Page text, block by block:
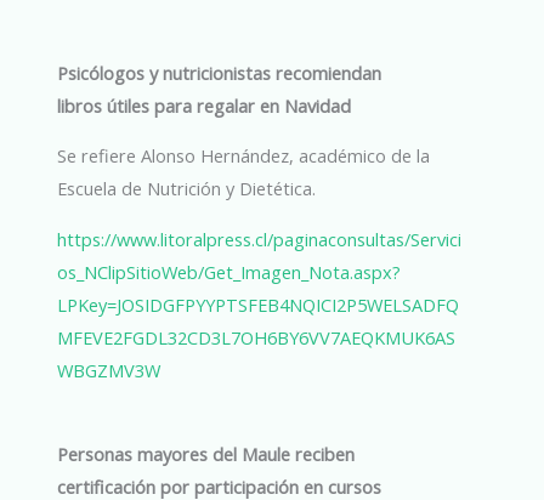
Psicólogos y nutricionistas recomiendan
libros útiles para regalar en Navidad
Se refiere Alonso Hernández, académico de la
Escuela de Nutrición y Dietética.
https://www.litoralpress.cl/paginaconsultas/Servici
os_NClipSitioWeb/Get_Imagen_Nota.aspx?
LPKey=JOSIDGFPYYPTSFEB4NQICI2P5WELSADFQ
MFEVE2FGDL32CD3L7OH6BY6VV7AEQKMUK6AS
WBGZMV3W
Personas mayores del Maule reciben
certificación por participación en cursos